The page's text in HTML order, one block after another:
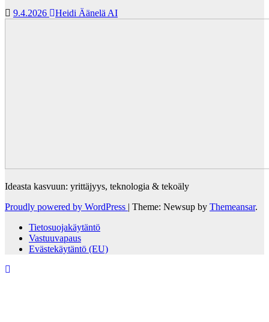
9.4.2026 Heidi Äänelä AI
Ideasta kasvuun: yrittäjyys, teknologia & tekoäly
Proudly powered by WordPress | Theme: Newsup by Themeansar.
Tietosuojakäytäntö
Vastuuvapaus
Evästekäytäntö (EU)